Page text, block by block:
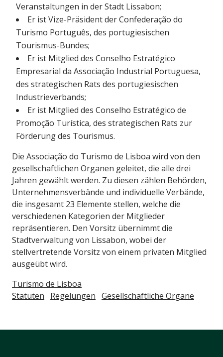
Veranstaltungen in der Stadt Lissabon;
Er ist Vize-Präsident der Confederação do
Turismo Português, des portugiesischen
Tourismus-Bundes;
Er ist Mitglied des Conselho Estratégico
Empresarial da Associação Industrial Portuguesa,
des strategischen Rats des portugiesischen
Industrieverbands;
Er ist Mitglied des Conselho Estratégico de
Promoção Turística, des strategischen Rats zur
Förderung des Tourismus.
Die Associação do Turismo de Lisboa wird von den
gesellschaftlichen Organen geleitet, die alle drei
Jahren gewählt werden. Zu diesen zählen Behörden,
Unternehmensverbände und individuelle Verbände,
die insgesamt 23 Elemente stellen, welche die
verschiedenen Kategorien der Mitglieder
repräsentieren. Den Vorsitz übernimmt die
Stadtverwaltung von Lissabon, wobei der
stellvertretende Vorsitz von einem privaten Mitglied
ausgeübt wird.
Turismo de Lisboa
Statuten
Regelungen Gesellschaftliche Organe